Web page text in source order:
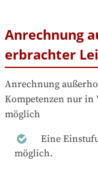
Anrechnung
erbrachter
Anrechnung
Kompetenzen nur
möglich
Eine
möglich.